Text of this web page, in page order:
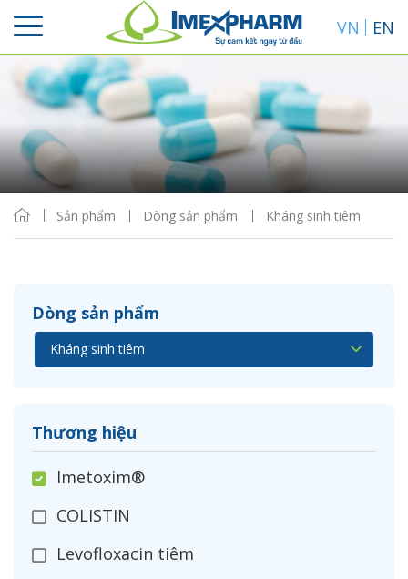
VN EN
Sản phẩm Dòng sản phẩm Kháng sinh tiêm
Dòng sản phẩm
Thương hiệu
Imetoxim®
COLISTIN
Levofloxacin tiêm
Sắp xếp
Hiển thị